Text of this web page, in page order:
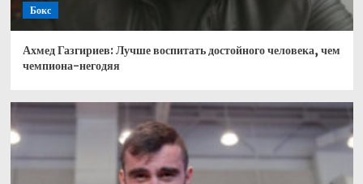
Бокс
Ахмед Газгириев: Лучше воспитать достойного человека, чем
чемпиона-негодяя